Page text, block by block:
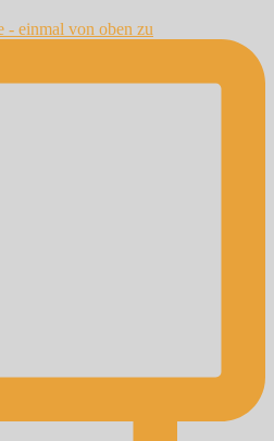
- einmal von oben zu